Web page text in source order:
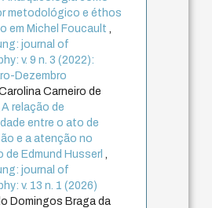
metodológico e éthos
em Michel Foucault
journal of
v. 9 n. 3 (2022):
Dezembro
Carneiro de
A relação de
entre o ato de
e a atenção no
de Edmund Husserl
journal of
v. 13 n. 1 (2026)
Domingos Braga da